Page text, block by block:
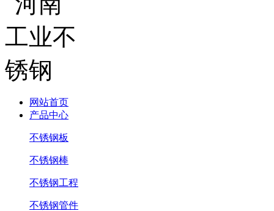
网站首页
产品中心
不锈钢板
不锈钢棒
不锈钢工程
不锈钢管件